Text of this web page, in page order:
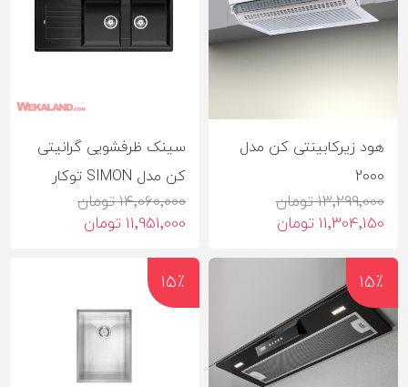
هود زیرکابینتی کن مدل
2000
13٬299٬000 تومان
11٬304٬150 تومان
سینک ظرفشویی گرانیتی
کن مدل SIMON توکار
14٬060٬000 تومان
11٬951٬000 تومان
15٪ 15٪